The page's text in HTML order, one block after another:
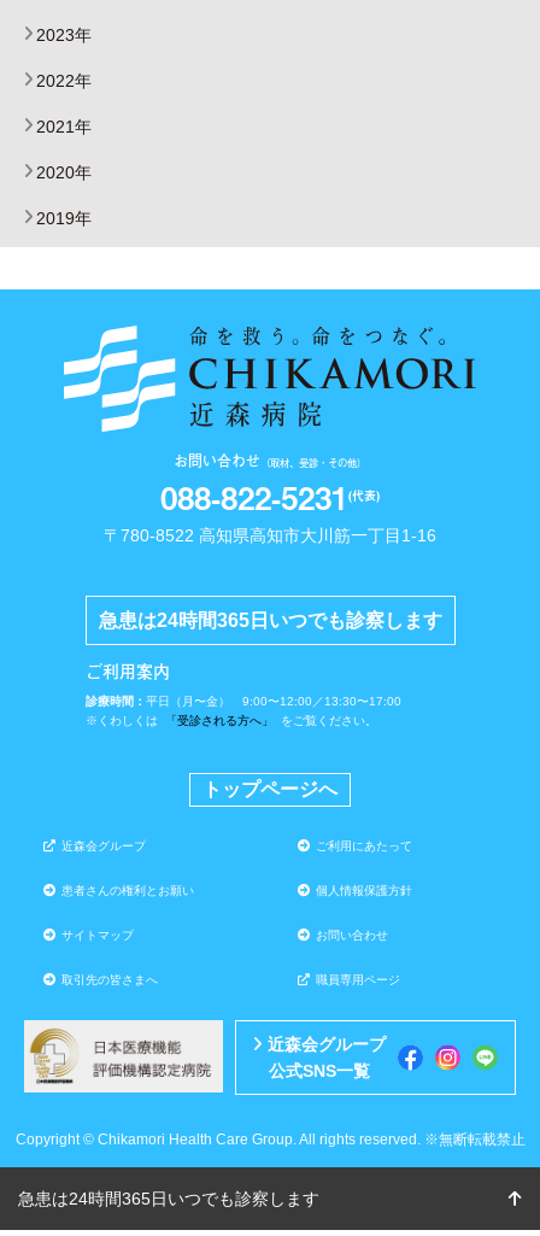
2023年
2022年
2021年
2020年
2019年
急患は24時間365日いつでも診察します
お問い合わせ （取材、受診・その他）
088-822-5231 (代表)
〒780-8522 高知県高知市大川筋一丁目1-16
急患は24時間365日いつでも診察します
ご利用案内
診療時間： 平日（月〜金） 9:00〜12:00／13:30〜17:00
※くわしくは
「受診される方へ」 をご覧ください。
トップページへ
近森会グループ ご利用にあたって
患者さんの権利とお願い 個人情報保護方針
サイトマップ お問い合わせ
取引先の皆さまへ 職員専用ページ
近森会グループ
公式SNS一覧
Copyright © Chikamori Health Care Group. All rights reserved. ※無断転載禁止